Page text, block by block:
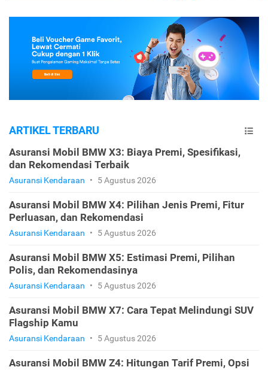
ARTIKEL TERBARU
Asuransi Mobil BMW X3: Biaya Premi, Spesifikasi,
dan Rekomendasi Terbaik
Asuransi Kendaraan • 5 Agustus 2026
Asuransi Mobil BMW X4: Pilihan Jenis Premi, Fitur
Perluasan, dan Rekomendasi
Asuransi Kendaraan • 5 Agustus 2026
Asuransi Mobil BMW X5: Estimasi Premi, Pilihan
Polis, dan Rekomendasinya
Asuransi Kendaraan • 5 Agustus 2026
Asuransi Mobil BMW X7: Cara Tepat Melindungi SUV
Flagship Kamu
Asuransi Kendaraan • 5 Agustus 2026
Asuransi Mobil BMW Z4: Hitungan Tarif Premi, Opsi